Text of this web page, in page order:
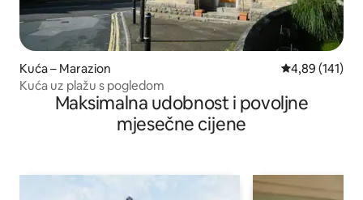
Kuća – Marazion Prosječna
4,89 (141)
Kuća uz plažu s pogledom
Maksimalna udobnost i povoljne
mjesečne cijene